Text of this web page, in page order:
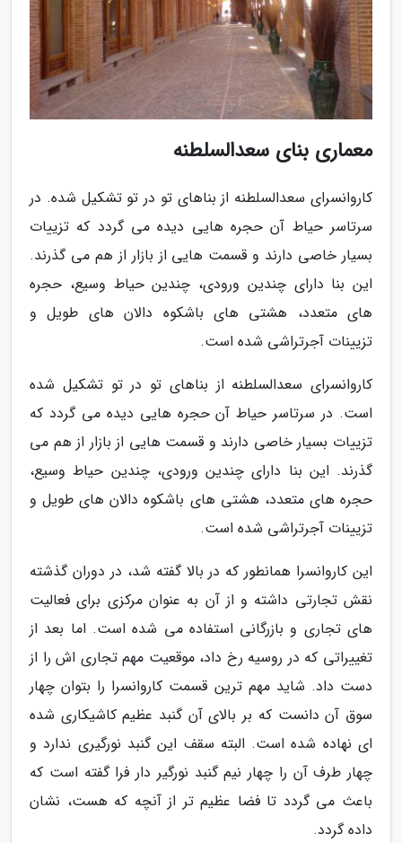
معماری بنای سعدالسلطنه
کاروانسرای سعدالسلطنه از بناهای تو در تو تشکیل شده. در
سرتاسر حیاط آن حجره هایی دیده می گردد که تزییات
بسیار خاصی دارند و قسمت هایی از بازار از هم می گذرند.
این بنا دارای چندین ورودی، چندین حیاط وسیع، حجره
های متعدد، هشتی های باشکوه دالان های طویل و
تزیینات آجرتراشی شده است.
کاروانسرای سعدالسلطنه از بناهای تو در تو تشکیل شده
است. در سرتاسر حیاط آن حجره هایی دیده می گردد که
تزییات بسیار خاصی دارند و قسمت هایی از بازار از هم می
گذرند. این بنا دارای چندین ورودی، چندین حیاط وسیع،
حجره های متعدد، هشتی های باشکوه دالان های طویل و
تزیینات آجرتراشی شده است.
این کاروانسرا همانطور که در بالا گفته شد، در دوران گذشته
نقش تجارتی داشته و از آن به عنوان مرکزی برای فعالیت
های تجاری و بازرگانی استفاده می شده است. اما بعد از
تغییراتی که در روسیه رخ داد، موقعیت مهم تجاری اش را از
دست داد. شاید مهم ترین قسمت کاروانسرا را بتوان چهار
سوق آن دانست که بر بالای آن گنبد عظیم کاشیکاری شده
ای نهاده شده است. البته سقف این گنبد نورگیری ندارد و
چهار طرف آن را چهار نیم گنبد نورگیر دار فرا گفته است که
باعث می گردد تا فضا عظیم تر از آنچه که هست، نشان
داده گردد.